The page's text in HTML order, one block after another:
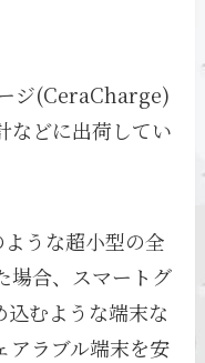
ジ(CeraCharge)
などに出荷してい
うな超小型の全
場合、スマートグ
込むような端末な
アラブル端末を安